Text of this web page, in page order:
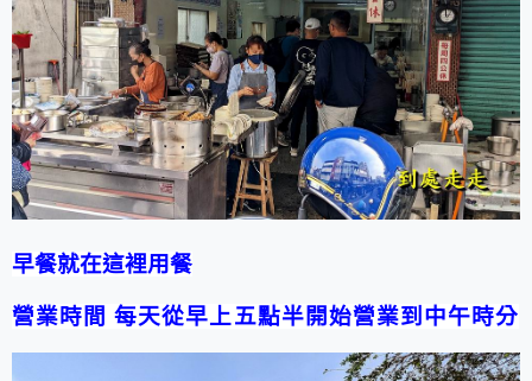
早餐就在這裡用餐
營業時間 每天從早上五點半開始營業到中午時分